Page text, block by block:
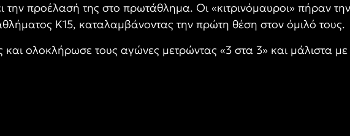
προέλασή της στο πρωτάθλημα. Οι «κιτρινόμαυροι» πήραν
Κ15, καταλαμβάνοντας την πρώτη θέση στον όμιλό τους.
ολοκλήρωσε τους αγώνες μετρώντας «3 στα 3» και μάλιστα